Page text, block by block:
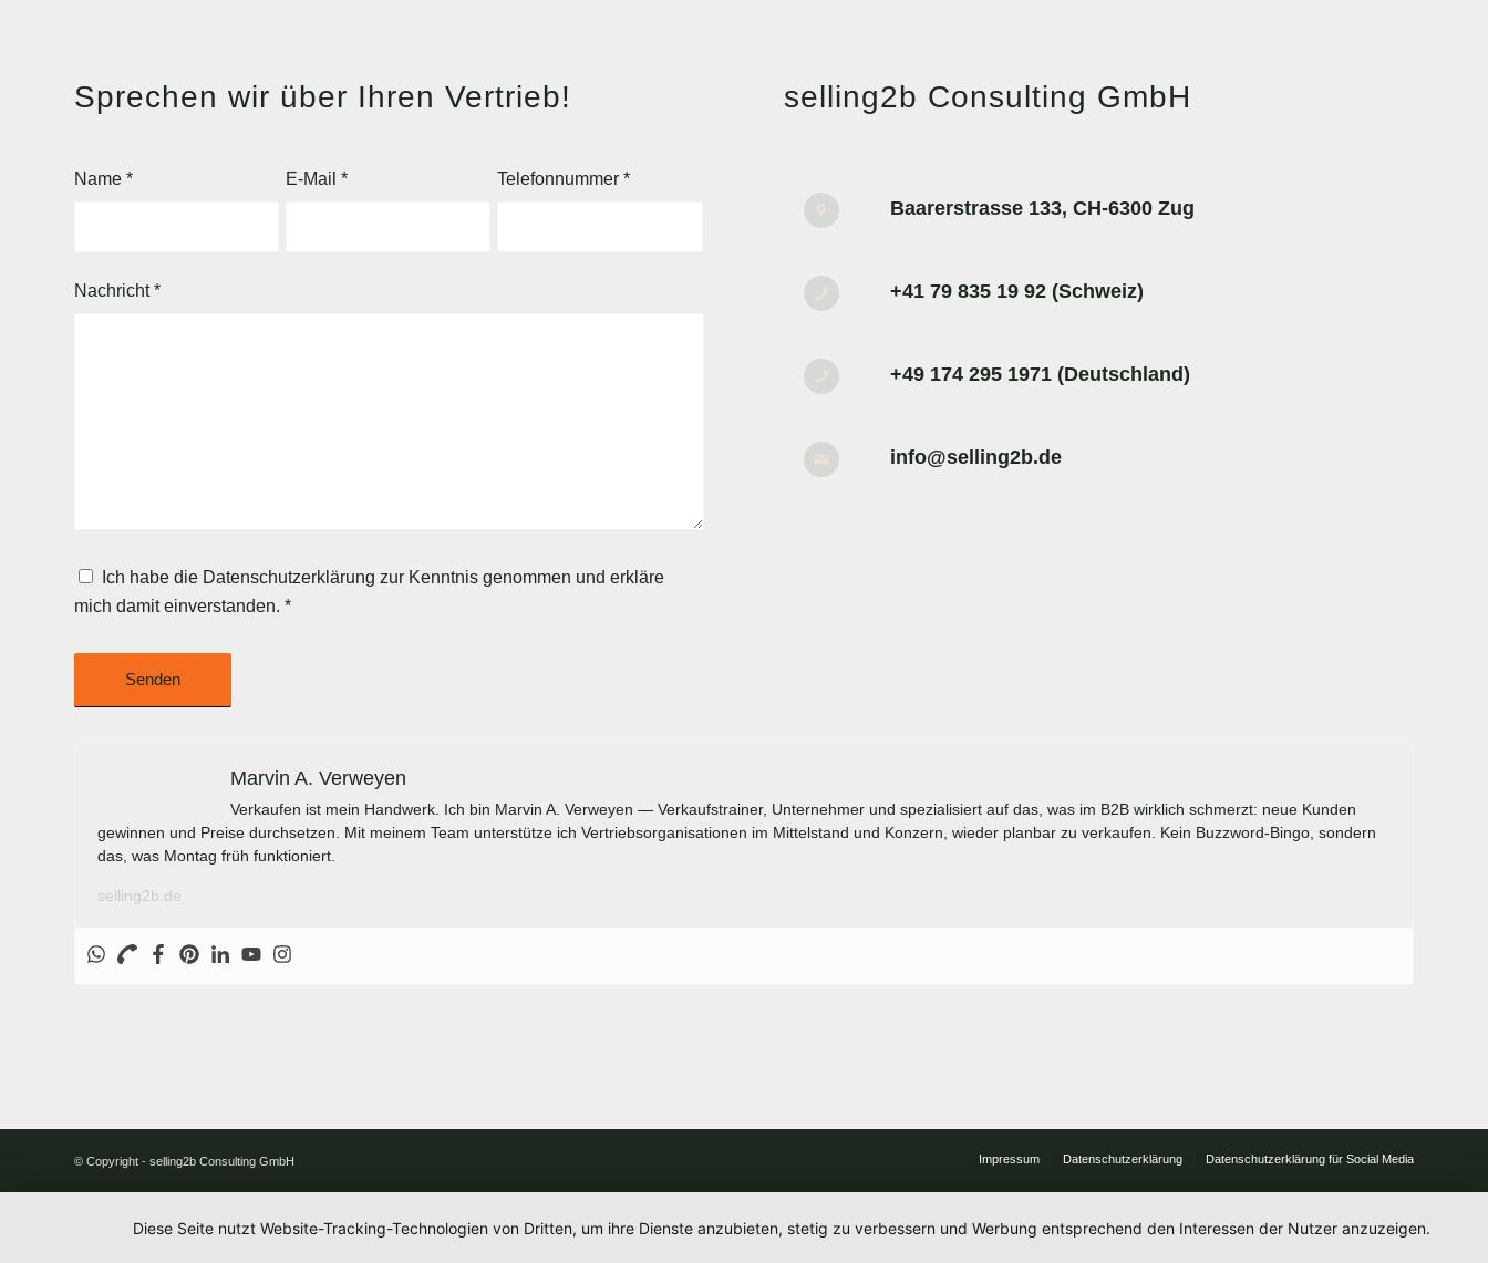
Sprechen wir über Ihren Vertrieb!
Name * E-Mail* Telefonnummer*
Nachricht*
Ich habe die Datenschutzerklärung zur Kenntnis genommen und erkläre
mich damit einverstanden. *
selling2b Consulting GmbH
Baarerstrasse 133, CH-6300 Zug
+41 79 835 19 92 (Schweiz)
+49 174 295 1971 (Deutschland)
info@selling2b.de
Marvin A. Verweyen
Verkaufen ist mein Handwerk. Ich bin Marvin A. Verweyen — Verkaufstrainer, Unternehmer und spezialisiert auf das, was im B2B wirklich schmerzt: neue Kunden
gewinnen und Preise durchsetzen. Mit meinem Team unterstütze ich Vertriebsorganisationen im Mittelstand und Konzern, wieder planbar zu verkaufen. Kein Buzzword-Bingo, sondern
das, was Montag früh funktioniert.
selling2b.de
© Copyright - selling2b Consulting GmbH Impressum Datenschutzerklärung Datenschutzerklärung für Social Media
Diese Seite nutzt Website-Tracking-Technologien von Dritten, um ihre Dienste anzubieten, stetig zu verbessern und Werbung entsprechend den Interessen der Nutzer anzuzeigen.